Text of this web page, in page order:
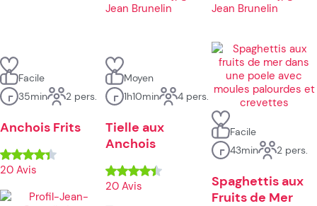
Jean Brunelin Jean Brunelin
Facile
35min
2 pers.
Anchois Frits
20 Avis
Moyen
1h10min
4 pers.
Tielle aux
Anchois
20 Avis
Facile
43min
2 pers.
Spaghettis aux
Fruits de Mer